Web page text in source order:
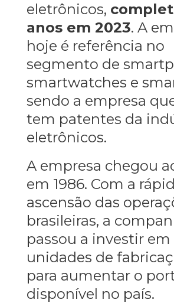
eletrônicos,
anos em 2023. A
hoje é referência no
segmento de
smartwatches e
sendo a empresa
tem patentes da
eletrônicos.
A empresa chegou
em 1986. Com a
ascensão das
brasileiras, a
passou a investir em
unidades de
para aumentar o
disponível no país.